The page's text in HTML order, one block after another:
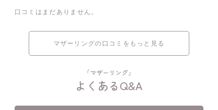
口コミはまだありません。
マザーリングの口コミをもっと見る
「マザーリング」
よくあるQ&A